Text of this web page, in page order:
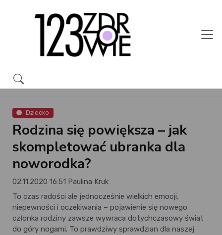
Dziecko
Rodzina się powiększa – jak
skompletować ubranka dla
noworodka?
02.11.2020 16:51 Paulina Kruk
To czas radości ale jednocześnie wielkich emocji,
niepewności i oczekiwania – pojawienie się nowego
członka rodziny zawsze wywraca dotychczasowy świat
do góry nogami. To prawdziwy sprawdzian dla naszej